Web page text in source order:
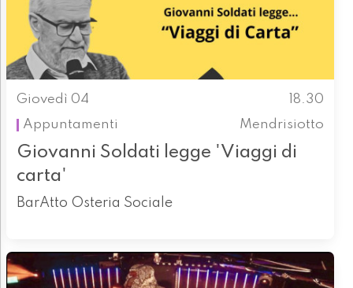
Giovedì 04
18.30
Appuntamenti
Mendrisiotto
Giovanni Soldati legge 'Viaggi di
carta'
BarAtto Osteria Sociale